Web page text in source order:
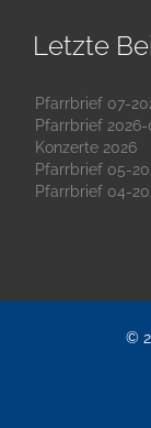
Letzte
Pfarrbrief 07-
Pfarrbrief 2026-
Konzerte 2026
Pfarrbrief 05-
Pfarrbrief 04-
©